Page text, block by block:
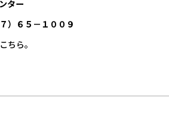
ター
５－１００９
ちら。